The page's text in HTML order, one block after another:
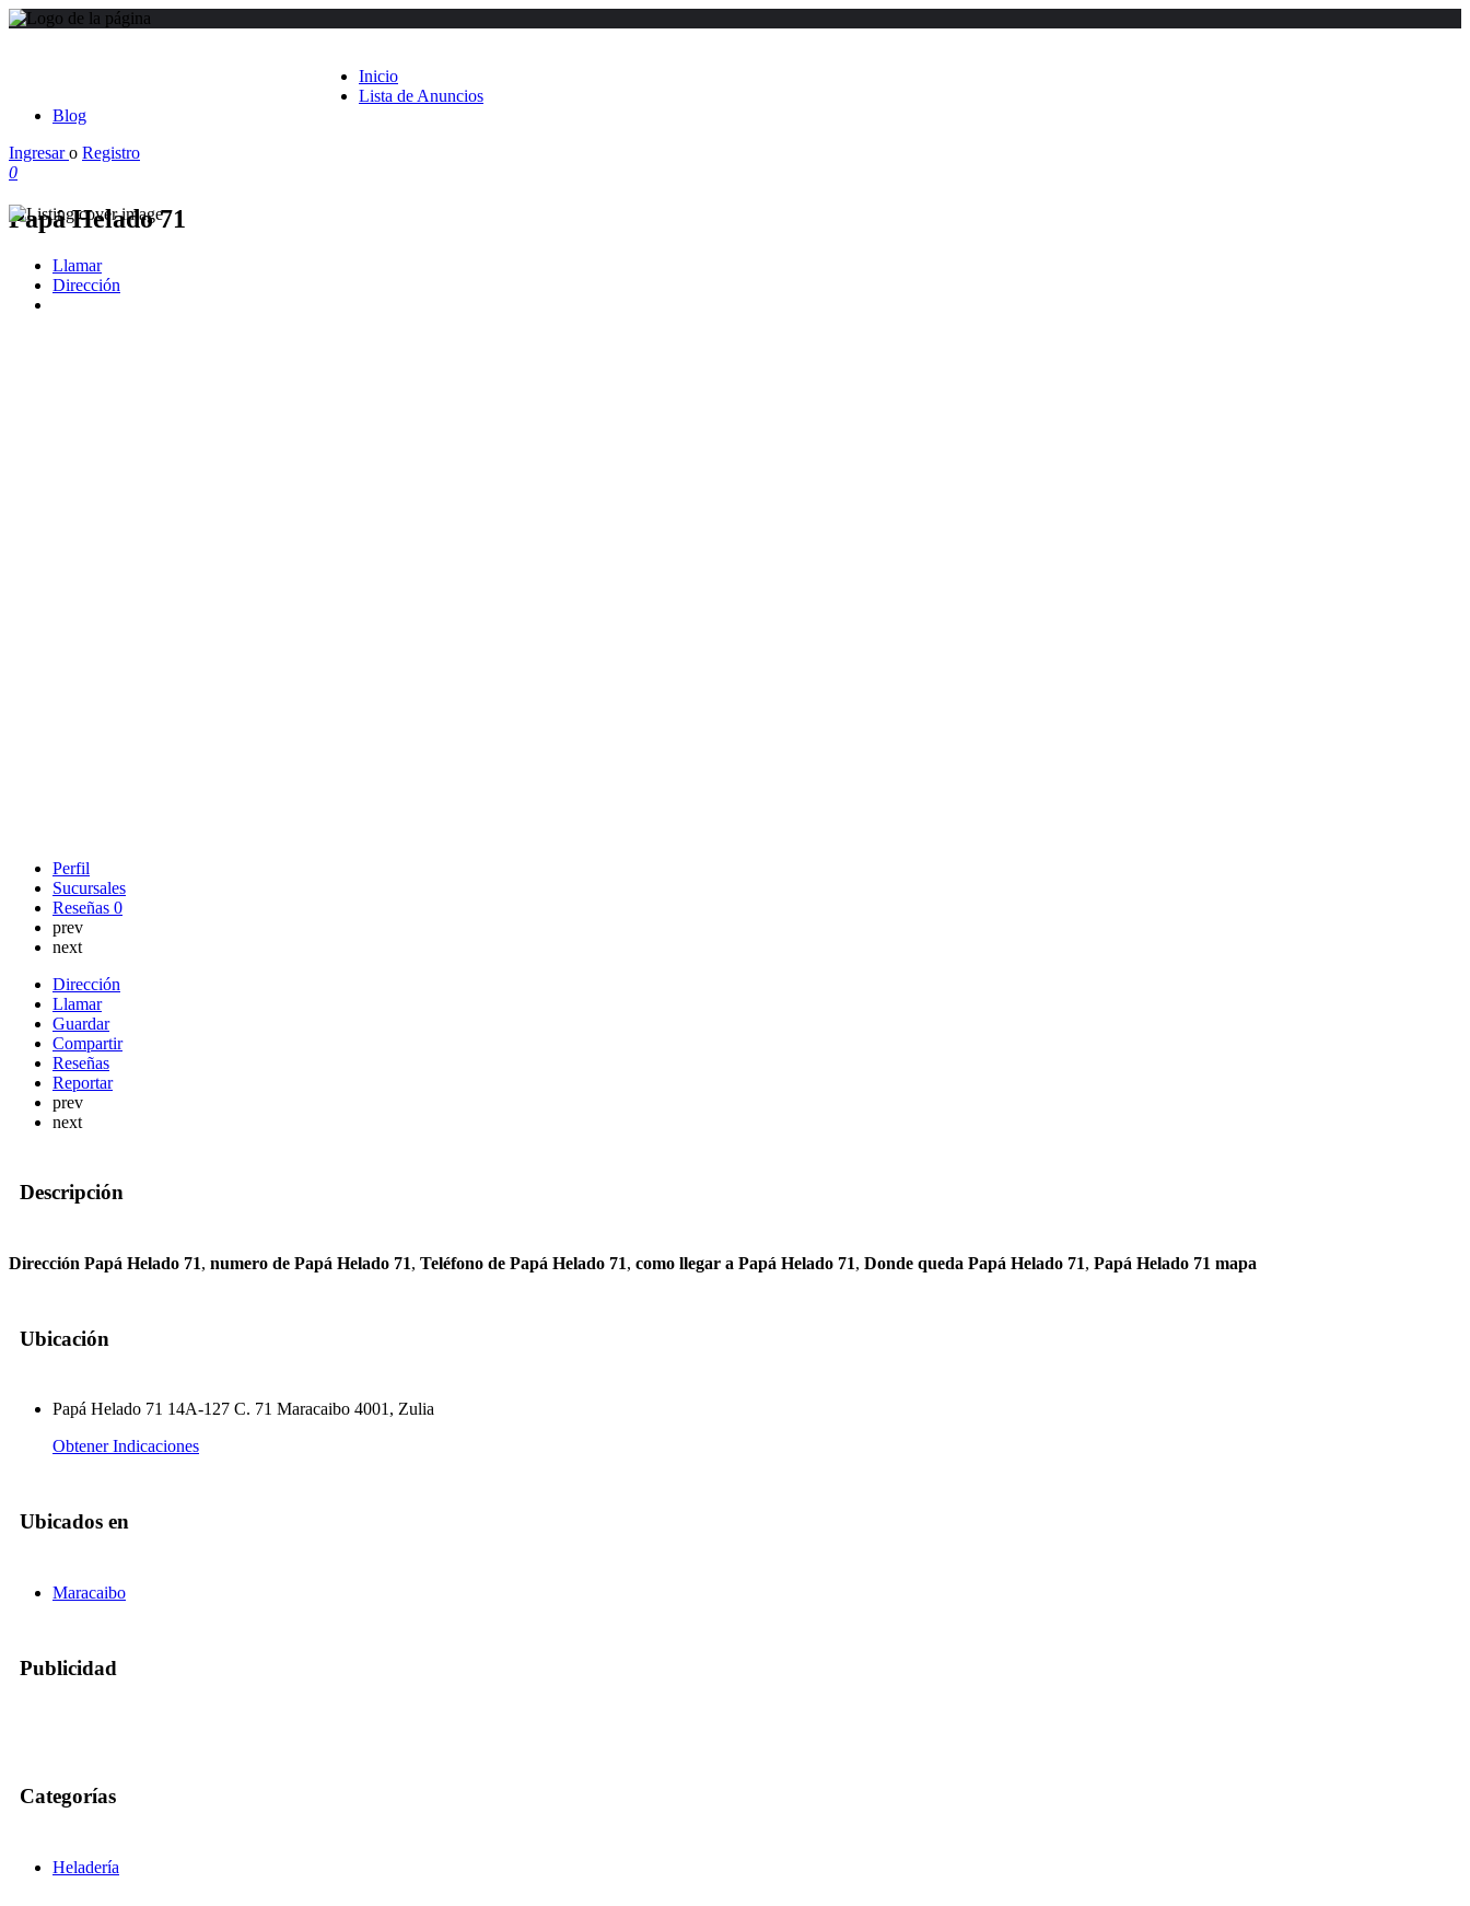
Inicio
Lista de Anuncios
Blog
Ingresaro Registro
0
Papá Helado 71
Llamar
Dirección
Perfil
Sucursales
Reseñas 0
prev
next
Dirección
Llamar
Guardar
Compartir
Reseñas
Reportar
prev
next
Descripción
Dirección Papá Helado 71, numero de Papá Helado 71, Teléfono de Papá Helado 71, como llegar a Papá Helado 71, Donde queda Papá Helado 71, Papá Helado 71 mapa
Ubicación
Papá Helado 71 14A-127 C. 71 Maracaibo 4001, Zulia
Obtener Indicaciones
Ubicados en
Maracaibo
Publicidad
Categorías
Heladería